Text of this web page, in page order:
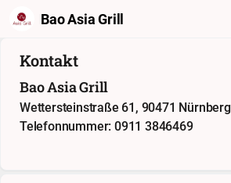
Bao Asia Grill
Kontakt
Bao Asia Grill
Wettersteinstraße 61, 90471 Nürnberg
Telefonnummer: 0911 3846469